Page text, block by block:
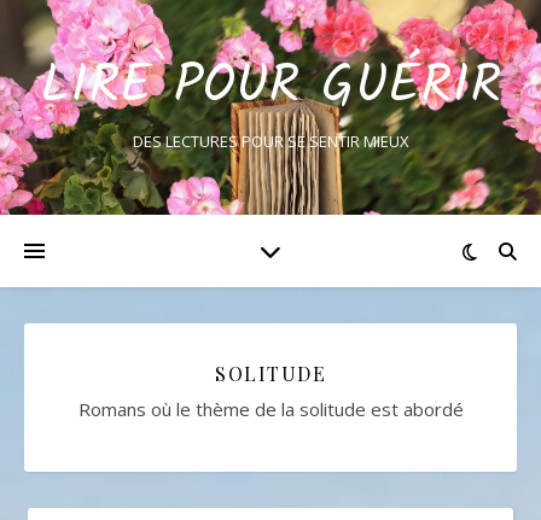
LIRE POUR GUÉRIR
DES LECTURES POUR SE SENTIR MIEUX
SOLITUDE
Romans où le thème de la solitude est abordé